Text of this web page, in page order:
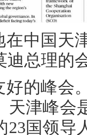
在中国
迪总理的
的峰会
天津峰会
23国领导